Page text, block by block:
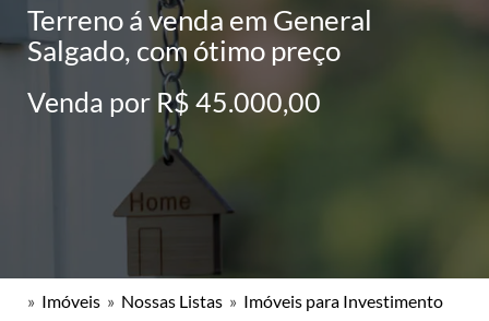
Terreno á venda em General
Salgado, com ótimo preço
Venda por R$ 45.000,00
» Imóveis » Nossas Listas » Imóveis para Investimento